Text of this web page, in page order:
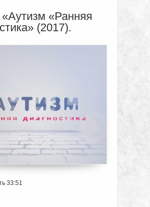
«Ранняя
(2017).
33:51